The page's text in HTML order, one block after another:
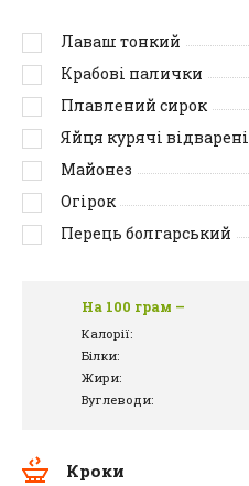
Лаваш тонкий
Крабові палички
Плавлений сирок
Яйця курячі відварені
Майонез
Огірок
Перець болгарський
На 100 грам –
Калорії:
Білки:
Жири:
Вуглеводи:
Кроки